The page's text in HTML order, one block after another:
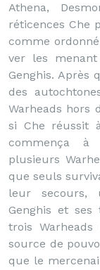
Athena,
réticences Che
comme
ver les
Genghis. Après
des
Warheads hors
si Che réussit
commença à
plusieurs
que seuls
leur secours,
Genghis et
trois
source de
que le